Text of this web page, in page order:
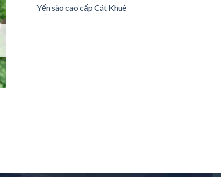
Yến sào cao cấp Cát Khuê